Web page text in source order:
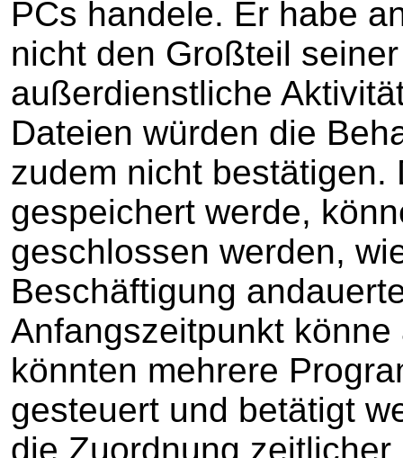
PCs handele. Er habe
nicht den Großteil
außerdienstliche
Dateien würden die
zudem nicht bestätigen.
gespeichert werde,
geschlossen werden,
Beschäftigung
Anfangszeitpunkt
könnten mehrere
gesteuert und betätigt
die Zuordnung